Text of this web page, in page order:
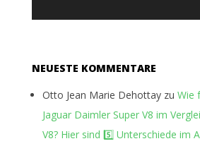
NEUESTE KOMMENTARE
Otto Jean Marie Dehottay zu Wie
Jaguar Daimler Super V8 im
V8? Hier sind 5️⃣ Unterschiede im